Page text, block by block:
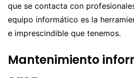
que se contacta con
equipo informático es la
e imprescindible que tenemos.
Mantenimiento